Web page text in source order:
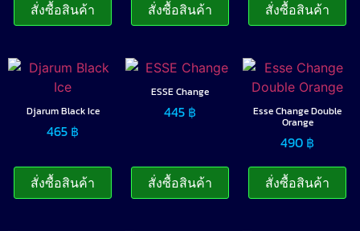
สั่งซื้อสินค้า สั่งซื้อสินค้า สั่งซื้อสินค้า
Djarum Black Ice
465 ฿
สั่งซื้อสินค้า
ESSE Change
445 ฿
สั่งซื้อสินค้า
Esse Change Double
Orange
490 ฿
สั่งซื้อสินค้า